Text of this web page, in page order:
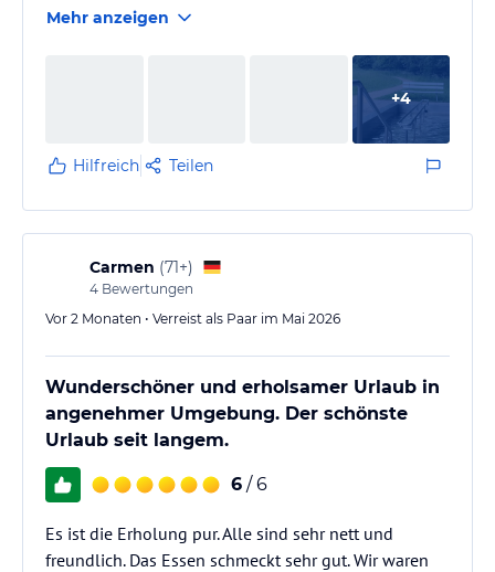
20 min auf dem Gipfel des Nonnenfelsen.
Mehr anzeigen
+4
Hilfreich Teilen
Carmen (71+)
4 Bewertungen
Vor 2 Monaten • Verreist als Paar im Mai 2026
Wunderschöner und erholsamer Urlaub in
angenehmer Umgebung. Der schönste
Urlaub seit langem.
6 / 6
Es ist die Erholung pur. Alle sind sehr nett und
freundlich. Das Essen schmeckt sehr gut. Wir waren